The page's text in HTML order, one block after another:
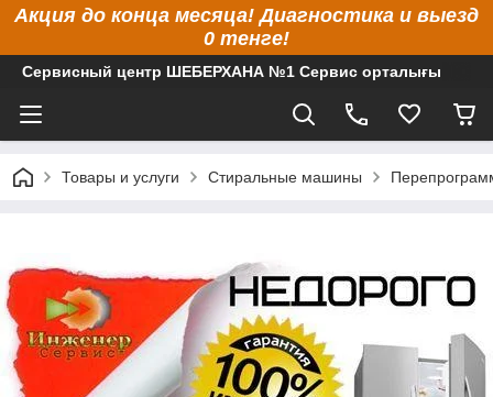
Акция до конца месяца! Диагностика и выезд
0 тенге!
Сервисный центр ШЕБЕРХАНА №1 Сервис орталығы
Товары и услуги Стиральные машины